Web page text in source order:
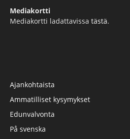
Mediakortti
Mediakortti ladattavissa tästä.
Ajankohtaista
Ammatilliset kysymykset
Edunvalvonta
På svenska